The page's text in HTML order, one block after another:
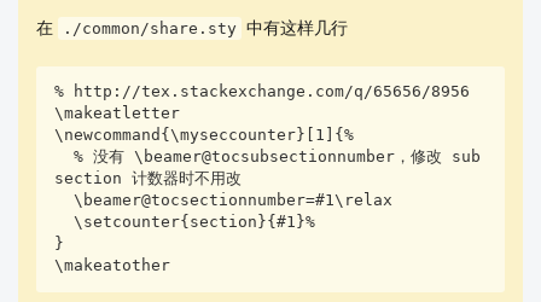
在 ./common/share.sty 中有这样几行
% http://tex.stackexchange.com/q/65656/8956
\makeatletter
\newcommand{\myseccounter}[1]{%
  % 没有 \beamer@tocsubsectionnumber，修改 sub
section 计数器时不用改
  \beamer@tocsectionnumber=#1\relax
  \setcounter{section}{#1}%
}
\makeatother